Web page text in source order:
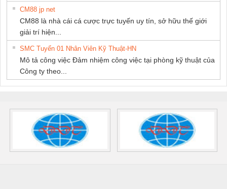
CM88 jp net
CM88 là nhà cái cá cược trực tuyến uy tín, sở hữu thế giới
giải trí hiện...
SMC Tuyển 01 Nhân Viên Kỹ Thuật-HN
Mô tả công việc Đảm nhiệm công việc tại phòng kỹ thuật của
Công ty theo...